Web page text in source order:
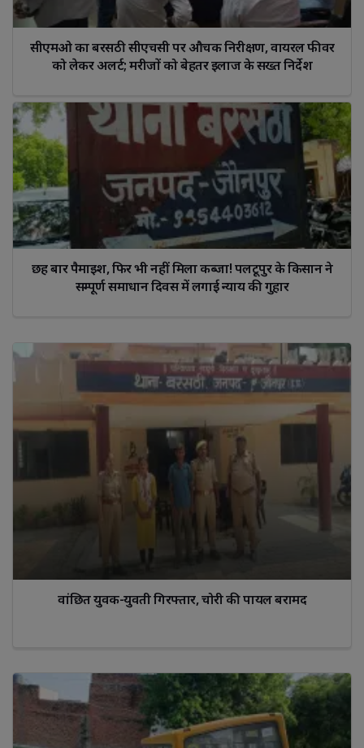
सीएमओ का बरसठी सीएचसी पर औचक निरीक्षण, वायरल फीवर
को लेकर अलर्ट; मरीजों को बेहतर इलाज के सख्त निर्देश
छह बार पैमाइश, फिर भी नहीं मिला कब्जा! पलटूपुर के किसान ने
सम्पूर्ण समाधान दिवस में लगाई न्याय की गुहार
वांछित युवक-युवती गिरफ्तार, चोरी की पायल बरामद